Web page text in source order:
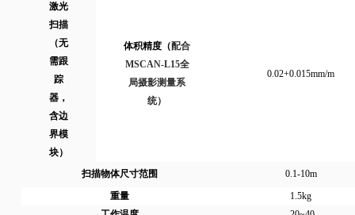
激光
扫描
（无
需跟
踪
器，
含边
界模
块）
体积精度（配合
MSCAN-L15全
局摄影测量系
统）
0.02+0.015mm/m
扫描物体尺寸范围 0.1-10m
重量
1.5kg